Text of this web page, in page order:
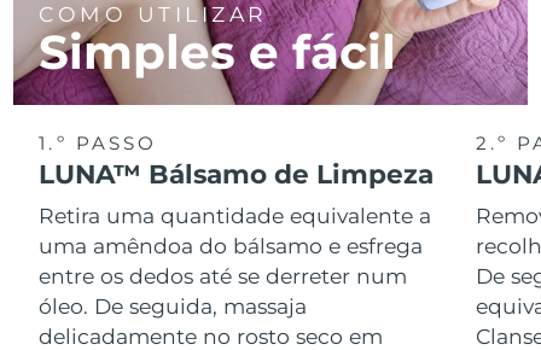
COMO UTILIZAR
Simples e fácil
1.º PASSO
LUNA™ Bálsamo de Limpeza
Retira uma quantidade equivalente a
uma amêndoa do bálsamo e esfrega
entre os dedos até se derreter num
óleo. De seguida, massaja
delicadamente no rosto seco em
2.º
De